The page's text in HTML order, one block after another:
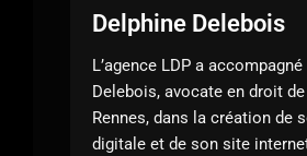
Delphine Delebois
L’agence LDP a
Delebois, avocate en droit
Rennes, dans la création de
digitale et de son site